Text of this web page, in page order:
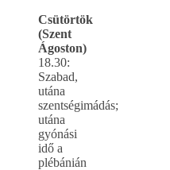
Csütörtök
(Szent
Ágoston)
18.30:
Szabad,
utána
szentségimádás;
utána
gyónási
idő a
plébánián